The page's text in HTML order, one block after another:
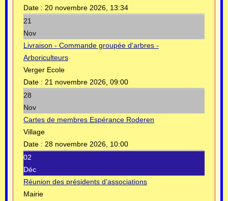
Date : 20 novembre 2026, 13:34
21
Nov
Livraison - Commande groupée d'arbres -
Arboriculteurs
Verger Ecole
Date : 21 novembre 2026, 09:00
28
Nov
Cartes de membres Espérance Roderen
Village
Date : 28 novembre 2026, 10:00
02
Déc
Réunion des présidents d’associations
Mairie